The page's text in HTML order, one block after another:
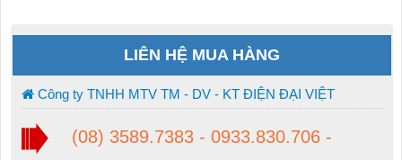
LIÊN HỆ MUA HÀNG
Công ty TNHH MTV TM - DV - KT ĐIỆN ĐẠI VIỆT
(08) 3589.7383 - 0933.830.706 -